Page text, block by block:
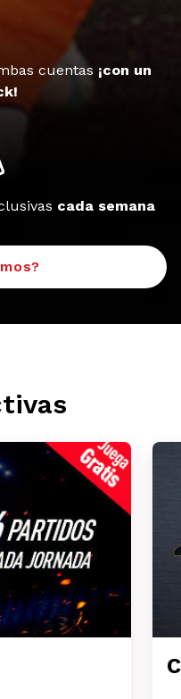
cuentas ¡con un
cada semana